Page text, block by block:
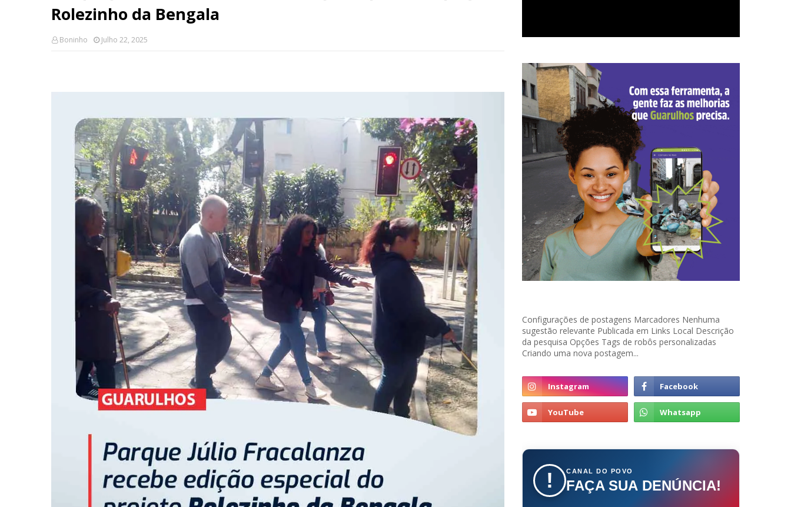
Rolezinho da Bengala
Boninho Julho 22, 2025
Configurações de postagens Marcadores Nenhuma
sugestão relevante Publicada em Links Local Descrição
da pesquisa Opções Tags de robôs personalizadas
Criando uma nova postagem...
! CANAL DO POVO
FAÇA SUA DENÚNCIA!